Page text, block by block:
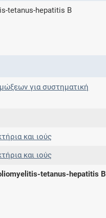
ιατρικές πράξεις
tetanus-hepatitis B
για συστηματική
και ιούς
και ιούς
tetanus-hepatitis B